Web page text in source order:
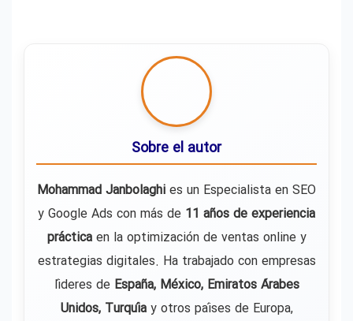
Sobre el autor
Mohammad Janbolaghi es un Especialista en SEO
y Google Ads con más de 11 años de experiencia
prácticaen la optimización de ventas online y
estrategias digitales. Ha trabajado con empresas
líderes de España, México, Emiratos Árabes
Unidos, Turquíay otros países de Europa,